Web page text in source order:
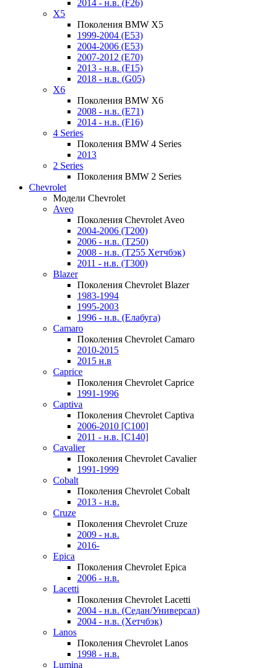
2014 - н.в. (F26)
X5
Поколения BMW X5
1999-2004 (E53)
2004-2006 (E53)
2007-2012 (E70)
2013 - н.в. (F15)
2018 - н.в. (G05)
X6
Поколения BMW X6
2008 - н.в. (E71)
2014 - н.в. (F16)
4 Series
Поколения BMW 4 Series
2013
2 Series
Поколения BMW 2 Series
Chevrolet
Модели Chevrolet
Aveo
Поколения Chevrolet Aveo
2004-2006 (T200)
2006 - н.в. (T250)
2008 - н.в. (T255 Хетчбэк)
2011 - н.в. (Т300)
Blazer
Поколения Chevrolet Blazer
1983-1994
1995-2003
1996 - н.в. (Елабуга)
Camaro
Поколения Chevrolet Camaro
2010-2015
2015 н.в
Caprice
Поколения Chevrolet Caprice
1991-1996
Captiva
Поколения Chevrolet Captiva
2006-2010 [C100]
2011 - н.в. [C140]
Cavalier
Поколения Chevrolet Cavalier
1991-1999
Cobalt
Поколения Chevrolet Cobalt
2013 - н.в.
Cruze
Поколения Chevrolet Cruze
2009 - н.в.
2016-
Epica
Поколения Chevrolet Epica
2006 - н.в.
Lacetti
Поколения Chevrolet Lacetti
2004 - н.в. (Седан/Универсал)
2004 - н.в. (Хетчбэк)
Lanos
Поколения Chevrolet Lanos
1998 - н.в.
Lumina